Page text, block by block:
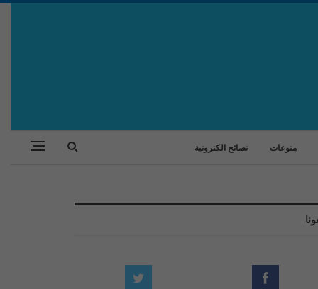
منوعات نصائح الكترونية